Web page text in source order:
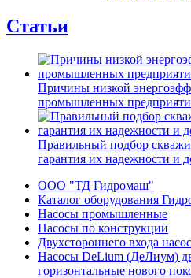
Статьи
Причины низкой
промышленных
Правильный подбор
гарантия их надежности и
ООО "ТД Гидромаш"
Каталог оборудования
Насосы промышленные
Насосы по конструкции
Двухстороннего входа
Насосы DeLium (ДеЛиум)
горизонтальные нового